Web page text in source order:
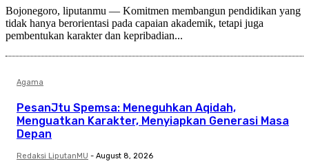
Bojonegoro, liputanmu — Komitmen membangun pendidikan yang
tidak hanya berorientasi pada capaian akademik, tetapi juga
pembentukan karakter dan kepribadian...
Agama
PesanJtu Spemsa: Meneguhkan Aqidah,
Menguatkan Karakter, Menyiapkan Generasi Masa
Depan
Redaksi LiputanMU - August 8, 2026